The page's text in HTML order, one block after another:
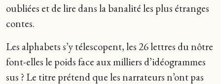
oubliées et de lire dans la banalité les plus étranges
contes.
Les alphabets s’y télescopent, les 26 lettres du nôtre
font-elles le poids face aux milliers d’idéogrammes
sus ? Le titre prétend que les narrateurs n’ont pas